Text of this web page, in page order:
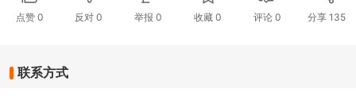
点赞 0 反对0 举报 0 收藏 0 评论 0 分享 135
联系方式